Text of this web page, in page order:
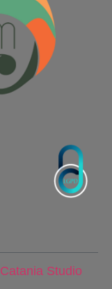
Catania Studio